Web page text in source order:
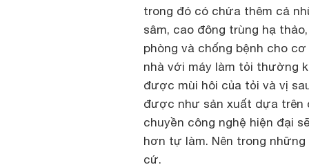
trong đó có chứa thêm cả
sâm, cao đông trùng hạ
phòng và chống bệnh cho
nhà với máy làm tỏi thường
được mùi hôi của tỏi và vị
được như sản xuất dựa trên
chuyền công nghệ hiện đại
hơn tự làm. Nên trong
cứ.